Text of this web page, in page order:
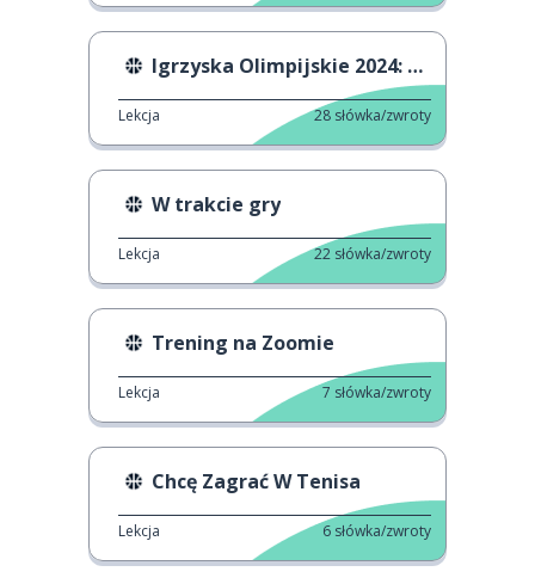
Igrzyska Olimpijskie 2024: Oficjalny Taniec
Lekcja 28 słówka/zwroty
W trakcie gry
Lekcja 22 słówka/zwroty
Trening na Zoomie
Lekcja 7 słówka/zwroty
Chcę Zagrać W Tenisa
Lekcja 6 słówka/zwroty